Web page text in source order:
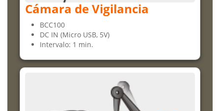
Cámara de Vigilancia
BCC100
DC IN (Micro USB, 5V)
Intervalo: 1 min.